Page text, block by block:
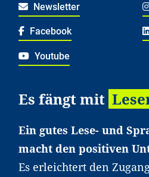
Newsletter
Facebook
Youtube
Es fängt mit
Ein gutes Lese- und
macht den positiven
Es erleichtert den